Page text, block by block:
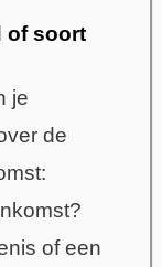
of soort
je
de
of een